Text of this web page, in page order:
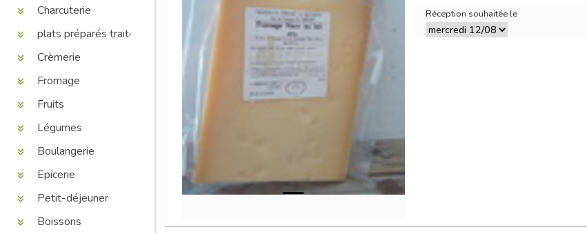
Charcuterie
plats préparés traiteur
Crèmerie
Fromage
Fruits
Légumes
Boulangerie
Epicerie
Petit-déjeuner
Boissons
Réception souhaitée le